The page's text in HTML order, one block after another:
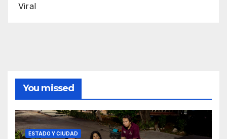
Viral
You missed
ESTADO Y CIUDAD